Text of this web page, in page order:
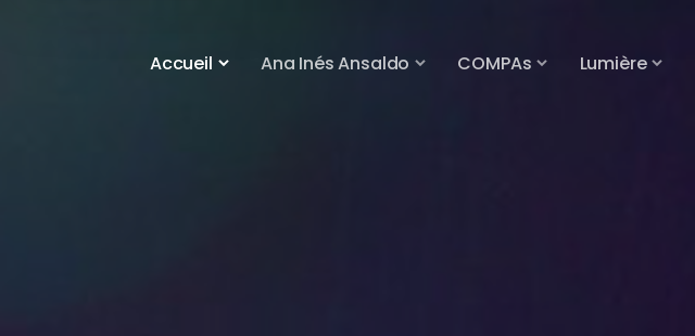
Accueil Ana Inés Ansaldo COMPAs Lumière